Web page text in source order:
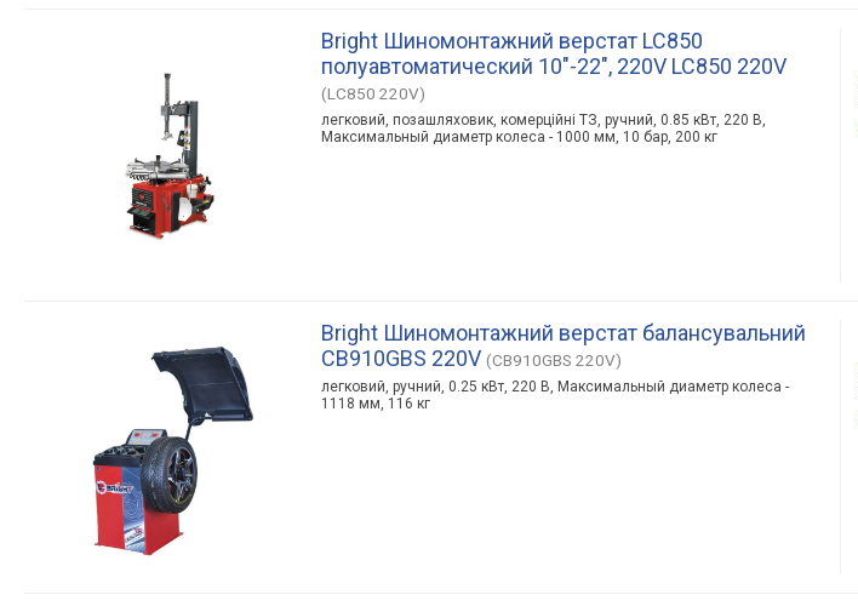
Bright Шиномонтажний верстат LC850
полуавтоматический 10"-22", 220V LC850 220V
(LC850 220V)
легковий, позашляховик, кoмepційні TЗ, ручний, 0.85 кBт, 220 В,
Максимальный диаметр колеса - 1000 мм, 10 бар, 200 кг
Bright Шиномонтажний верстат балансувальний
CB910GBS 220V (CB910GBS 220V)
легковий, ручний, 0.25 кBт, 220 В, Максимальный диаметр колеса -
1118 мм, 116 кг